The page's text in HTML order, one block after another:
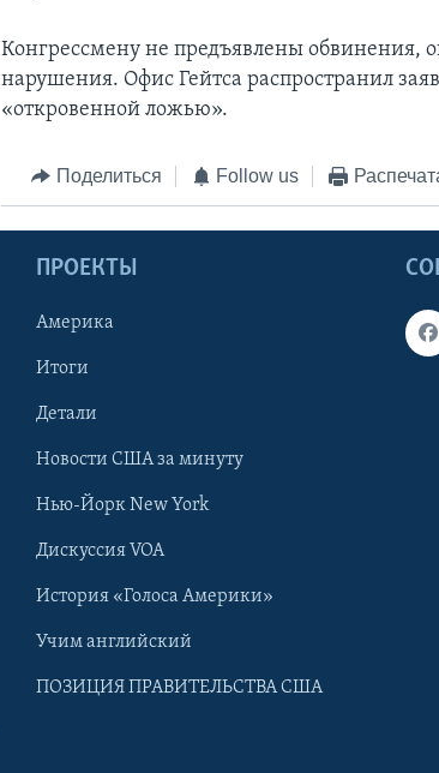
Конгрессмену не предъявлены обвинения,
нарушения. Офис Гейтса распространил
«откровенной ложью».
Поделиться Follow us
ПРОЕКТЫ
Америка
Итоги
Детали
Новости США за минуту
Нью-Йорк New York
Дискуссия VOA
История «Голоса Америки»
Учим английский
ПОЗИЦИЯ ПРАВИТЕЛЬСТВА США